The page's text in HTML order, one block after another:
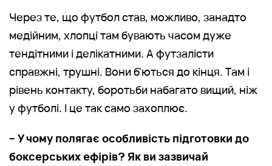
Через те, що футбол став, можливо, занадто
медійним, хлопці там бувають часом дуже
тендітними і делікатними. А футзалісти
справжні, трушні. Вони б'ються до кінця. Там і
рівень контакту, боротьби набагато вищий, ніж
у футболі. І це так само захоплює.
– У чому полягає особливість підготовки до
боксерських ефірів? Як ви зазвичай